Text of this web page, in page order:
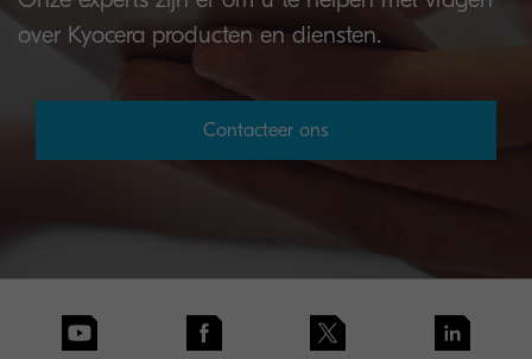
over Kyocera producten en diensten.
Contacteer ons